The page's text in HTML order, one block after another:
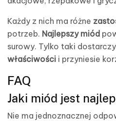
Każdy z nich ma różne
potrzeb. Najlepszy miód
surowy. Tylko taki
właściwości i przyniesie
FAQ
Jaki miód jest
Nie ma jednoznacznej